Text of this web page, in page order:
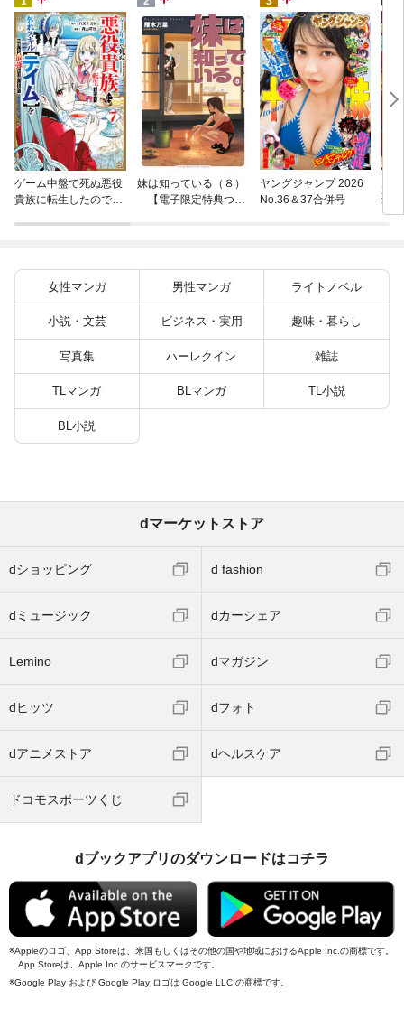
ゲーム中盤で死ぬ悪役
貴族に転生したので、
妹は知っている（８）
【電子限定特典つ
ヤングジャンプ 2026
No.36＆37合併号
聖
り
女性マンガ 男性マンガ ライトノベル
小説・文芸 ビジネス・実用 趣味・暮らし
写真集 ハーレクイン 雑誌
TLマンガ BLマンガ TL小説
BL小説
dマーケットストア
dショッピング d fashion
dミュージック dカーシェア
Lemino dマガジン
dヒッツ dフォト
dアニメストア dヘルスケア
ドコモスポーツくじ
dブックアプリのダウンロードはコチラ
Appleのロゴ、App Storeは、米国もしくはその他の国や地域におけるApple Inc.の商標です。
App Storeは、Apple Inc.のサービスマークです。
Google Play および Google Play ロゴは Google LLC の商標です。